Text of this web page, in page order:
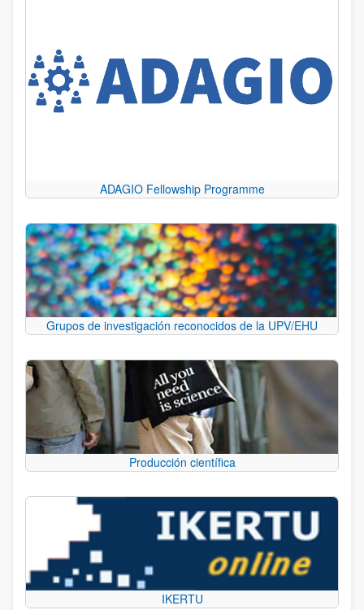
ADAGIO Fellowship Programme
Grupos de investigación reconocidos de la UPV/EHU
Producción científica
IKERTU